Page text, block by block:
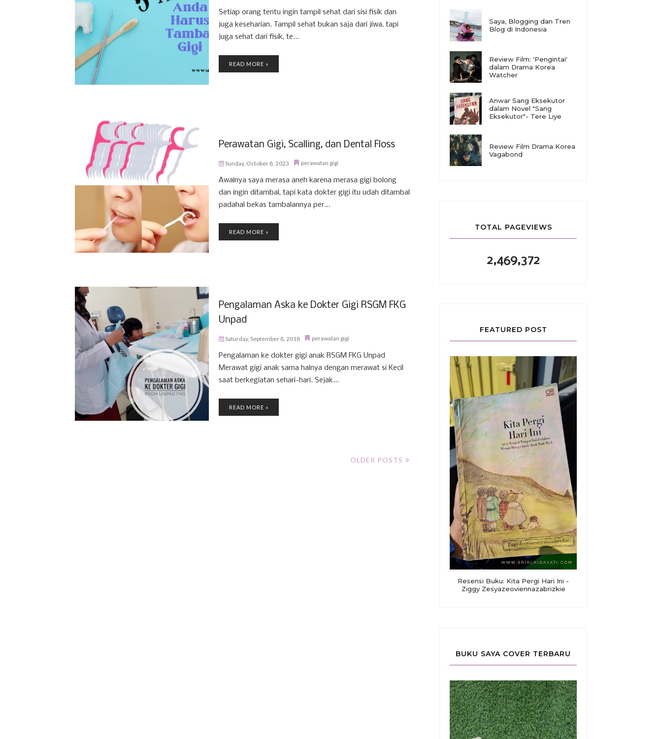
Setiap orang tentu ingin tampil sehat dari sisi fisik dan
juga keseharian. Tampil sehat bukan saja dari jiwa, tapi
juga sehat dari fisik, te...
READ MORE »
Perawatan Gigi, Scalling, dan Dental Floss
Sunday, October 8, 2023 perawatan gigi
Awalnya saya merasa aneh karena merasa gigi bolong
dan ingin ditambal, tapi kata dokter gigi itu udah ditambal
padahal bekas tambalannya per...
READ MORE »
Pengalaman Aska ke Dokter Gigi RSGM FKG
Unpad
Saturday, September 8, 2018 perawatan gigi
Pengalaman ke dokter gigi anak RSGM FKG Unpad
Merawat gigi anak sama halnya dengan merawat si Kecil
saat berkegiatan sehari-hari. Sejak...
READ MORE »
OLDER POSTS
Saya, Blogging dan Tren
Blog di Indonesia
Review Film: 'Pengintai'
dalam Drama Korea
Watcher
Anwar Sang Eksekutor
dalam Novel "Sang
Eksekutor"- Tere Liye
Review Film Drama Korea
Vagabond
TOTAL PAGEVIEWS
2,469,372
FEATURED POST
Resensi Buku: Kita Pergi Hari Ini -
Ziggy Zesyazeoviennazabrizkie
BUKU SAYA COVER TERBARU